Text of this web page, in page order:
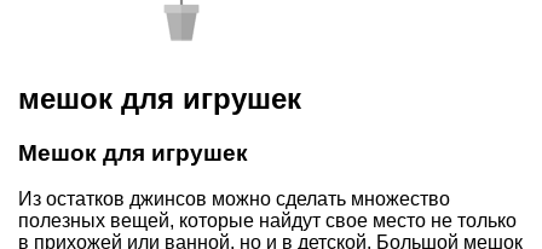
мешок для игрушек
Мешок для игрушек
Из остатков джинсов можно сделать множество
полезных вещей, которые найдут свое место не только
в прихожей или ванной, но и в детской. Большой мешок